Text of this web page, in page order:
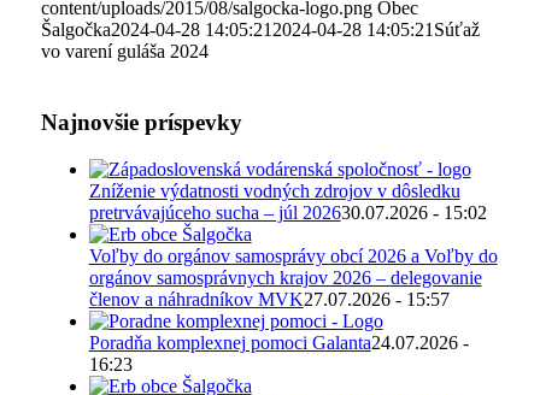
content/uploads/2015/08/salgocka-logo.png Obec
Šalgočka2024-04-28 14:05:21 2024-04-28 14:05:21 Súťaž
vo varení guláša 2024
Najnovšie príspevky
Zníženie výdatnosti vodných zdrojov v dôsledku
pretrvávajúceho sucha – júl 202630.07.2026 - 15:02
Voľby do orgánov samosprávy obcí 2026 a Voľby do
orgánov samosprávnych krajov 2026 – delegovanie
členov a náhradníkov MVK27.07.2026 - 15:57
Poradňa komplexnej pomoci Galanta24.07.2026 -
16:23